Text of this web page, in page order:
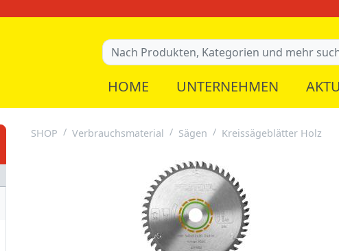
HOME UNTERNEHMEN
SHOP Verbrauchsmaterial Sägen Kreissägeblätter Holz